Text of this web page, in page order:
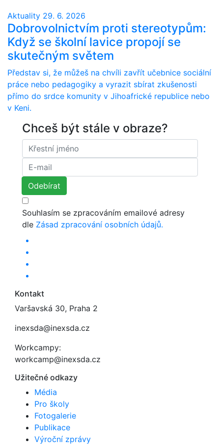
Aktuality 29. 6. 2026
Dobrovolnictvím proti stereotypům:
Když se školní lavice propojí se
skutečným světem
Představ si, že můžeš na chvíli zavřít učebnice sociální
práce nebo pedagogiky a vyrazit sbírat zkušenosti
přímo do srdce komunity v Jihoafrické republice nebo
v Keni.
Chceš být stále v obraze?
Souhlasím se zpracováním emailové adresy
dle Zásad zpracování osobních údajů.
Kontakt
Varšavská 30, Praha 2
inexsda@inexsda.cz
Workcampy:
workcamp@inexsda.cz
Užitečné odkazy
Média
Pro školy
Fotogalerie
Publikace
Výroční zprávy